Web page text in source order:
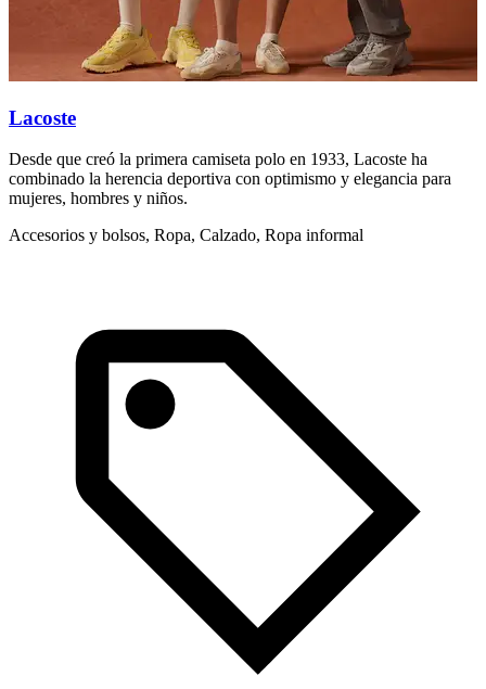
Lacoste
Desde que creó la primera camiseta polo en 1933, Lacoste ha
combinado la herencia deportiva con optimismo y elegancia para
mujeres, hombres y niños.
Accesorios y bolsos, Ropa, Calzado, Ropa informal